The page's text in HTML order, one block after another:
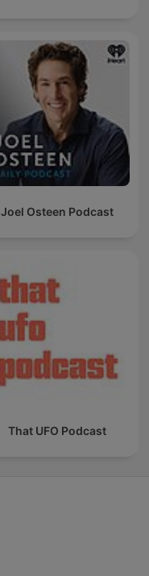
Joel Osteen Podcast
That UFO Podcast